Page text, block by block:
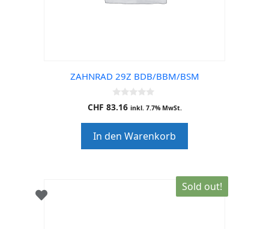
ZAHNRAD 29Z BDB/BBM/BSM
0
o
o
f
5
CHF 83.16 inkl. 7.7% MwSt.
In den Warenkorb
Sold out!